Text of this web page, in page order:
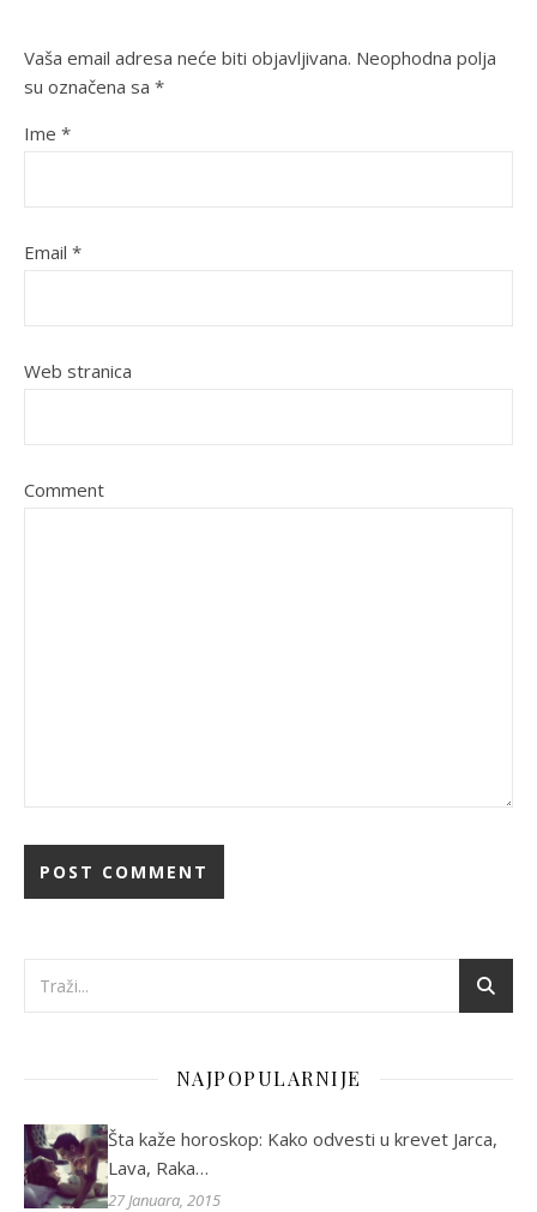
Vaša email adresa neće biti objavljivana. Neophodna polja
su označena sa *
Ime *
Email *
Web stranica
Comment
NAJPOPULARNIJE
Šta kaže horoskop: Kako odvesti u krevet Jarca,
Lava, Raka…
27 Januara, 2015